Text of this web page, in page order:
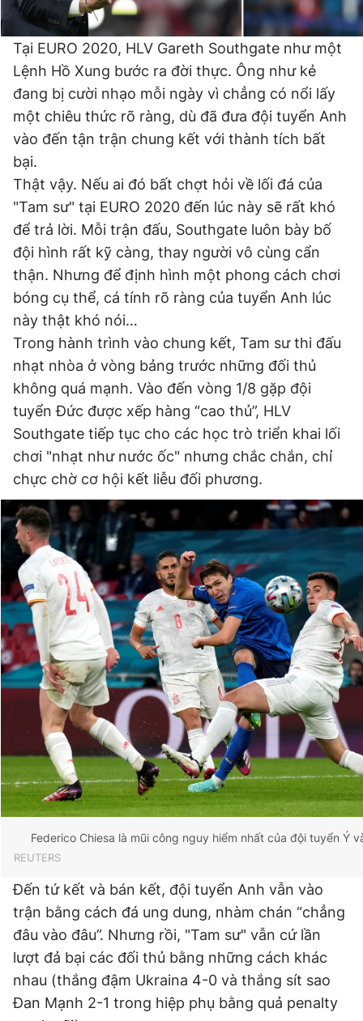
Tại EURO 2020, HLV Gareth Southgate như một
Lệnh Hồ Xung bước ra đời thực. Ông như kẻ
đang bị cười nhạo mỗi ngày vì chẳng có nổi lấy
một chiêu thức rõ ràng, dù đã đưa đội tuyển Anh
vào đến tận trận chung kết với thành tích bất
bại.
Thật vậy. Nếu ai đó bất chợt hỏi về lối đá của
"Tam sư" tại EURO 2020 đến lúc này sẽ rất khó
để trả lời. Mỗi trận đấu, Southgate luôn bày bố
đội hình rất kỹ càng, thay người vô cùng cẩn
thận. Nhưng để định hình một phong cách chơi
bóng cụ thể, cá tính rõ ràng của tuyển Anh lúc
này thật khó nói…
Trong hành trình vào chung kết, Tam sư thi đấu
nhạt nhòa ở vòng bảng trước những đối thủ
không quá mạnh. Vào đến vòng 1/8 gặp đội
tuyển Đức được xếp hàng “cao thủ”, HLV
Southgate tiếp tục cho các học trò triển khai lối
chơi "nhạt như nước ốc" nhưng chắc chắn, chỉ
chực chờ cơ hội kết liễu đối phương.
Federico Chiesa là mũi công nguy hiểm nhất của đội tuyển Ý
REUTERS
Đến tứ kết và bán kết, đội tuyển Anh vẫn vào
trận bằng cách đá ung dung, nhàm chán “chẳng
đâu vào đâu”. Nhưng rồi, "Tam sư" vẫn cứ lần
lượt đả bại các đối thủ bằng những cách khác
nhau (thắng đậm Ukraina 4-0 và thắng sít sao
Đan Mạnh 2-1 trong hiệp phụ bằng quả penalty